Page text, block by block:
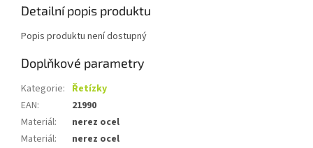
Detailní popis produktu
Popis produktu není dostupný
Doplňkové parametry
Kategorie: Řetízky
EAN:
21990
Materiál:
nerez ocel
Materiál:
nerez ocel